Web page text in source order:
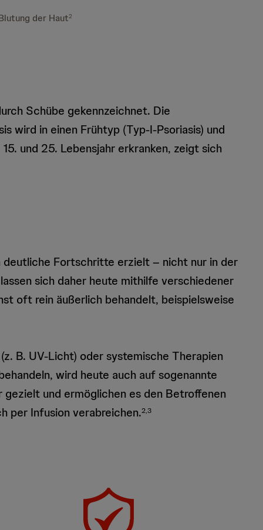
der Haut2
Schübe gekennzeichnet. Die
wird in einen Frühtyp (Typ-I-Psoriasis) und
und 25. Lebensjahr erkranken, zeigt sich
deutliche Fortschritte erzielt – nicht nur in der
sich daher heute mithilfe verschiedener
oft rein äußerlich behandelt, beispielsweise
B. UV-Licht) oder systemische Therapien
wird heute auch auf sogenannte
und ermöglichen es den Betroffenen
per Infusion verabreichen.2,3